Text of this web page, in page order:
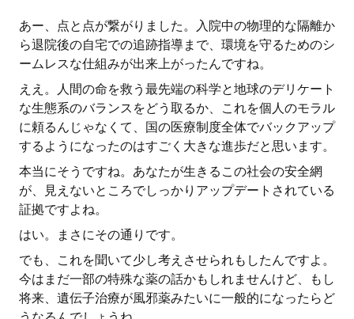
あー、点と点が繋がりました。入院中の物理的な隔離か
ら退院後の自宅での追跡指導まで、環境を守るためのシ
ームレスな仕組みが出来上がったんですね。
ええ。人間の命を救う最先端の科学と地球のデリケート
な生態系のバランスをどう取るか、これを個人のモラル
に頼るんじゃなくて、国の医療制度全体でバックアップ
するようになったのはすごく大きな進歩だと思います。
本当にそうですね。あなたが生きるこの社会の安全網
が、見えないところでしっかりアップデートされている
証拠ですよね。
はい。まさにその通りです。
でも、これを聞いて少し考えさせられもしたんですよ。
今はまだ一部の特殊な薬の話かもしれませんけど、もし
将来、遺伝子治療が風邪薬みたいに一般的になったらど